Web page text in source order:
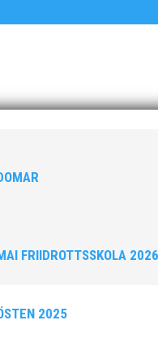
FRIIDROTTSSKOLA 2026
2025
7.96
i helgens tävlingar i
följde upp med 47.74 i